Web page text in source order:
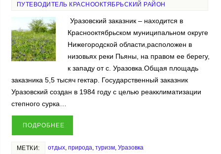
ПУТЕВОДИТЕЛЬ КРАСНООКТЯБРЬСКИЙ РАЙОН
Уразовский заказник – находится в
Краснооктябрьском муниципальном округе
Нижегородской области,расположен в
низовьях реки Пьяны, на правом ее берегу,
к западу от с. Уразовка.Общая площадь
заказника 5,5 тысяч гектар. Государственный заказник
Уразовский создан в 1984 году с целью реакклиматизации
степного сурка…
ПОДРОБНЕЕ
МЕТКИ: отдых, природа, туризм, Уразовка